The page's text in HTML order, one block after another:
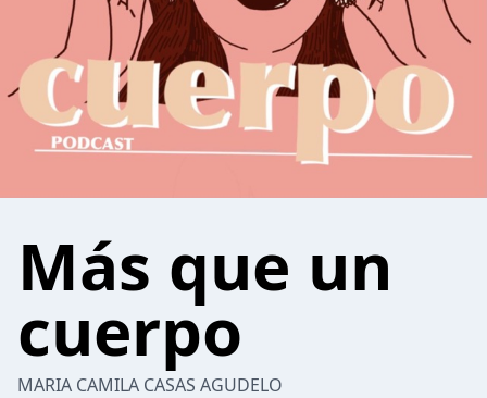
Más que un
cuerpo
MARIA CAMILA CASAS AGUDELO